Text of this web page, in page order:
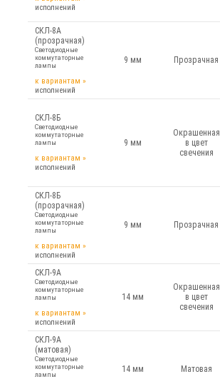
исполнений
СКЛ-8А
(прозрачная)
Светодиодные
коммутаторные
лампы
к вариантам »
исполнений
9 мм Прозрачная
СКЛ-8Б
Светодиодные
коммутаторные
лампы
к вариантам »
исполнений
9 мм
Окрашенная
в цвет
свечения
СКЛ-8Б
(прозрачная)
Светодиодные
коммутаторные
лампы
к вариантам »
исполнений
9 мм Прозрачная
СКЛ-9А
Светодиодные
коммутаторные
лампы
к вариантам »
исполнений
14 мм
Окрашенная
в цвет
свечения
СКЛ-9А
(матовая)
Светодиодные
коммутаторные
лампы
14 мм Матовая